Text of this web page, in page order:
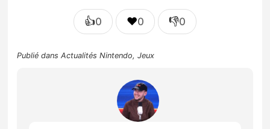
👍0 ❤️0 👎0
Publié dansActualités Nintendo,Jeux